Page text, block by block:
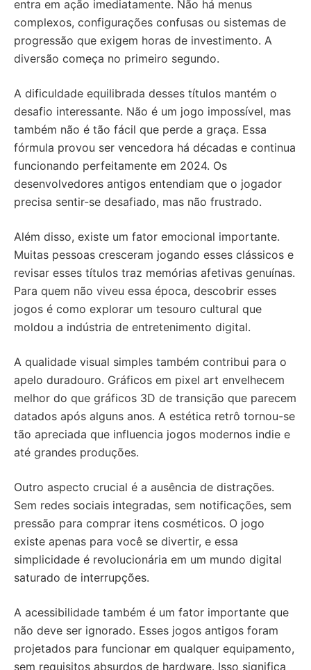
entra em ação imediatamente. Não há menus
complexos, configurações confusas ou sistemas de
progressão que exigem horas de investimento. A
diversão começa no primeiro segundo.
A dificuldade equilibrada desses títulos mantém o
desafio interessante. Não é um jogo impossível, mas
também não é tão fácil que perde a graça. Essa
fórmula provou ser vencedora há décadas e continua
funcionando perfeitamente em 2024. Os
desenvolvedores antigos entendiam que o jogador
precisa sentir-se desafiado, mas não frustrado.
Além disso, existe um fator emocional importante.
Muitas pessoas cresceram jogando esses clássicos e
revisar esses títulos traz memórias afetivas genuínas.
Para quem não viveu essa época, descobrir esses
jogos é como explorar um tesouro cultural que
moldou a indústria de entretenimento digital.
A qualidade visual simples também contribui para o
apelo duradouro. Gráficos em pixel art envelhecem
melhor do que gráficos 3D de transição que parecem
datados após alguns anos. A estética retrô tornou-se
tão apreciada que influencia jogos modernos indie e
até grandes produções.
Outro aspecto crucial é a ausência de distrações.
Sem redes sociais integradas, sem notificações, sem
pressão para comprar itens cosméticos. O jogo
existe apenas para você se divertir, e essa
simplicidade é revolucionária em um mundo digital
saturado de interrupções.
A acessibilidade também é um fator importante que
não deve ser ignorado. Esses jogos antigos foram
projetados para funcionar em qualquer equipamento,
sem requisitos absurdos de hardware. Isso significa